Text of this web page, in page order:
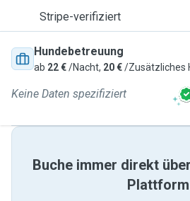
Stripe-verifiziert
Hundebetreuung
ab 22 €/Nacht, 20 €/Zusätzliches
Keine Daten spezifiziert
Buche immer direkt
Plattform